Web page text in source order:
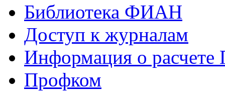
Библиотека ФИАН
Доступ к журналам
Информация о
Профком